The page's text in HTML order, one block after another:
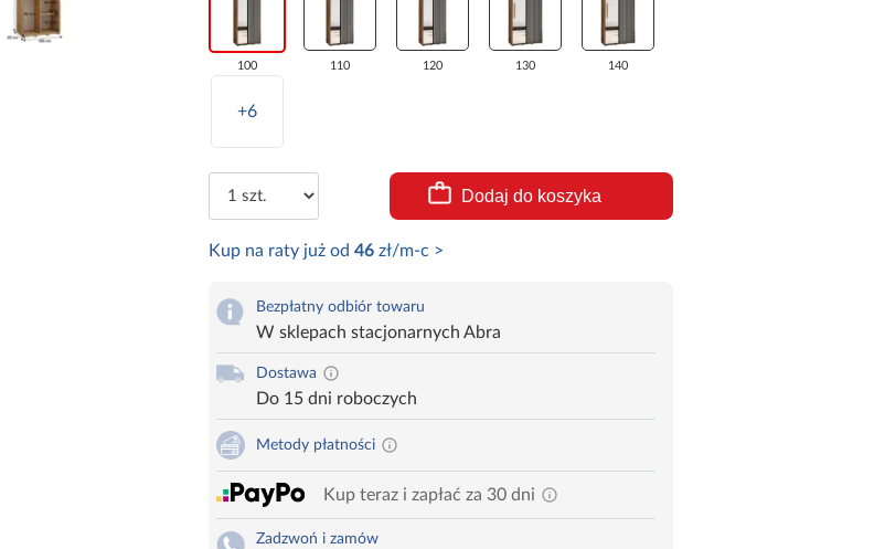
100 110 120 130 140
+6
Dodaj do koszyka
Kup na raty już od 46zł/m-c >
Bezpłatny odbiór towaru
W sklepach stacjonarnych Abra
Dostawa
Do 15 dni roboczych
Metody płatności
Kup teraz i zapłać za 30 dni
Zadzwoń i zamów